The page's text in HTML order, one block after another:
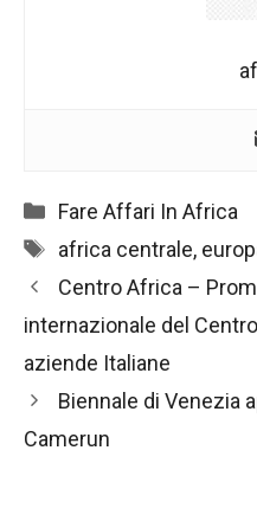
Categorie
Fare Affari In Africa
Tag
africa centrale,
Navigazione
articolo
Centro Africa –
internazionale del
aziende Italiane
Biennale di Venezia
Camerun